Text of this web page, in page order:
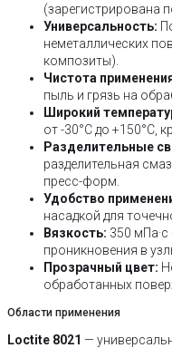
(зарегистрирована
Универсальность:
неметаллических
композиты).
Чистота
пыль и грязь на
Широкий
от -30°C до +150°C,
Разделительные
разделительная
пресс-форм.
Удобство
насадкой для
Вязкость: 350
проникновения в
Прозрачный цвет:
обработанных
Области применения
Loctite 8021 —